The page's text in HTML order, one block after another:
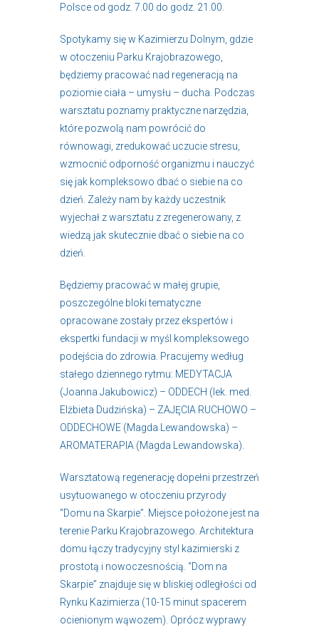
Polsce od godz. 7.00 do godz. 21.00.
Spotykamy się w Kazimierzu Dolnym, gdzie
w otoczeniu Parku Krajobrazowego,
będziemy pracować nad regeneracją na
poziomie ciała – umysłu – ducha. Podczas
warsztatu poznamy praktyczne narzędzia,
które pozwolą nam powrócić do
równowagi, zredukować uczucie stresu,
wzmocnić odporność organizmu i nauczyć
się jak kompleksowo dbać o siebie na co
dzień. Zależy nam by każdy uczestnik
wyjechał z warsztatu z zregenerowany, z
wiedzą jak skutecznie dbać o siebie na co
dzień.
Będziemy pracować w małej grupie,
poszczególne bloki tematyczne
opracowane zostały przez ekspertów i
ekspertki fundacji w myśl kompleksowego
podejścia do zdrowia. Pracujemy według
stałego dziennego rytmu: MEDYTACJA
(Joanna Jakubowicz) – ODDECH (lek. med.
Elżbieta Dudzińska) – ZAJĘCIA RUCHOWO –
ODDECHOWE (Magda Lewandowska) –
AROMATERAPIA (Magda Lewandowska).
Warsztatową regenerację dopełni przestrzeń
usytuowanego w otoczeniu przyrody
“Domu na Skarpie”. Miejsce położone jest na
terenie Parku Krajobrazowego. Architektura
domu łączy tradycyjny styl kazimierski z
prostotą i nowoczesnością. “Dom na
Skarpie” znajduje się w bliskiej odległości od
Rynku Kazimierza (10-15 minut spacerem
ocienionym wąwozem). Oprócz wyprawy